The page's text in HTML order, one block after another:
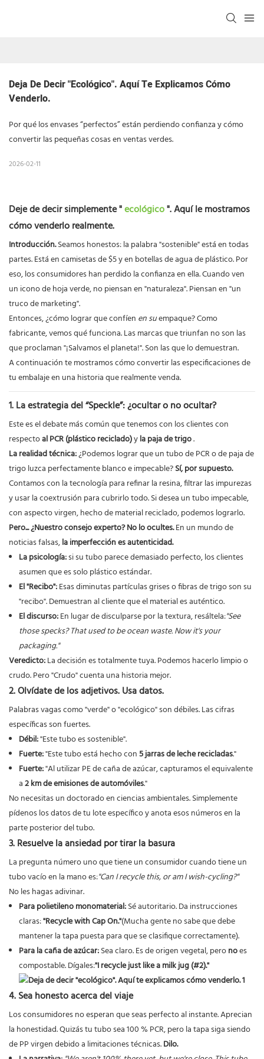
Deja De Decir "ecológico". Aquí Te Explicamos Cómo
Venderlo.
Por qué los envases “perfectos” están perdiendo confianza y cómo
convertir las pequeñas cosas en ventas verdes.
2026-02-11
Deje de decir simplemente "ecológico". Aquí le mostramos
cómo venderlo realmente.
Introducción.Seamos honestos: la palabra "sostenible" está en todas
partes. Está en camisetas de $5 y en botellas de agua de plástico. Por
eso, los consumidores han perdido la confianza en ella. Cuando ven
un icono de hoja verde, no piensan en "naturaleza". Piensan en "un
truco de marketing".
Entonces, ¿cómo lograr que confíen en suempaque? Como
fabricante, vemos qué funciona. Las marcas que triunfan no son las
que proclaman "¡Salvamos el planeta!". Son las que lo demuestran.
A continuación te mostramos cómo convertir las especificaciones de
tu embalaje en una historia que realmente venda.
1. La estrategia del “Speckle”: ¿ocultar o no ocultar?
Este es el debate más común que tenemos con los clientes con
respectoal PCR (plástico reciclado)yla paja de trigo.
La realidad técnica:¿Podemos lograr que un tubo de PCR o de paja de
trigo luzca perfectamente blanco e impecable?Sí, por supuesto.
Contamos con la tecnología para refinar la resina, filtrar las impurezas
y usar la coextrusión para cubrirlo todo. Si desea un tubo impecable,
con aspecto virgen, hecho de material reciclado, podemos lograrlo.
Pero... ¿Nuestro consejo experto? No lo ocultes.En un mundo de
noticias falsas,la imperfección es autenticidad.
La psicología:si su tubo parece demasiado perfecto, los clientes
asumen que es solo plástico estándar.
El "Recibo":Esas diminutas partículas grises o fibras de trigo son su
"recibo". Demuestran al cliente que el material es auténtico.
El discurso:En lugar de disculparse por la textura, resáltela:"See
those specks? That used to be ocean waste. Now it's your
packaging."
Veredicto:La decisión es totalmente tuya. Podemos hacerlo limpio o
crudo. Pero "Crudo" cuenta una historia mejor.
2. Olvídate de los adjetivos. Usa datos.
Palabras vagas como "verde" o "ecológico" son débiles. Las cifras
específicas son fuertes.
Débil:"Este tubo es sostenible".
Fuerte:"Este tubo está hecho con5 jarras de leche recicladas."
Fuerte:"Al utilizar PE de caña de azúcar, capturamos el equivalente
a2 km de emisiones de automóviles."
No necesitas un doctorado en ciencias ambientales. Simplemente
pídenos los datos de tu lote específico y anota esos números en la
parte posterior del tubo.
3. Resuelve la ansiedad por tirar la basura
La pregunta número uno que tiene un consumidor cuando tiene un
tubo vacío en la mano es:"Can I recycle this, or am I wish-cycling?"
No les hagas adivinar.
Para polietileno monomaterial:Sé autoritario. Da instrucciones
claras:"Recycle with Cap On."(Mucha gente no sabe que debe
mantener la tapa puesta para que se clasifique correctamente).
Para la caña de azúcar:Sea claro. Es de origen vegetal, peronoes
compostable. Dígales:"I recycle just like a milk jug (#2)."
4. Sea honesto acerca del viaje
Los consumidores no esperan que seas perfecto al instante. Aprecian
la honestidad. Quizás tu tubo sea 100 % PCR, pero la tapa siga siendo
de PP virgen debido a limitaciones técnicas.Dilo.